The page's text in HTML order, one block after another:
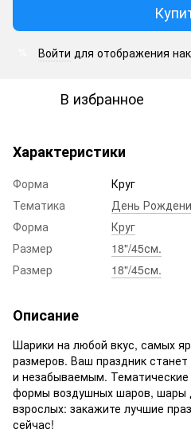
Войти для отображения
В избранное
Характеристики
Форма
Круг
Тематика
День
Форма
Круг
Размер
18"/45см.
Размер
18"/45см.
Описание
Шарики на любой вкус, самых
размеров. Ваш праздник
и незабываемым.
формы воздушных шаров, шары
взрослых: закажите лучшие
сейчас!